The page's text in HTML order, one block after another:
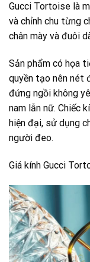
Gucci Tortoise là
và chỉnh chu từng
chân mày và đuôi
Sản phẩm có họa
quyền tạo nên nét
đứng ngồi không
nam lẫn nữ. Chiếc
hiện đại, sử dụng
người đeo.
Giá kính Gucci